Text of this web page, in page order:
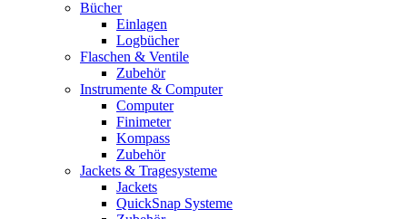
Bücher
Einlagen
Logbücher
Flaschen & Ventile
Zubehör
Instrumente & Computer
Computer
Finimeter
Kompass
Zubehör
Jackets & Tragesysteme
Jackets
QuickSnap Systeme